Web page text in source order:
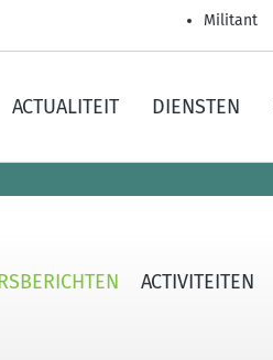
Militant
ACTUALITEIT DIENSTEN
ACTIVITEITEN